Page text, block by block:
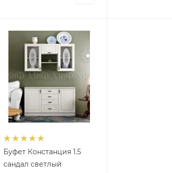
Буфет Констанция 1.5
сандал светлый